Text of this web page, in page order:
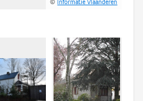
©Informatie Vlaanderen